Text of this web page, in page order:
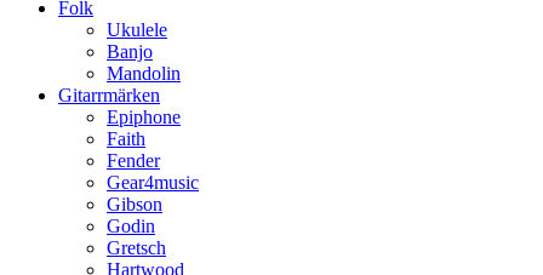
Folk
Ukulele
Banjo
Mandolin
Gitarrmärken
Epiphone
Faith
Fender
Gear4music
Gibson
Godin
Gretsch
Hartwood